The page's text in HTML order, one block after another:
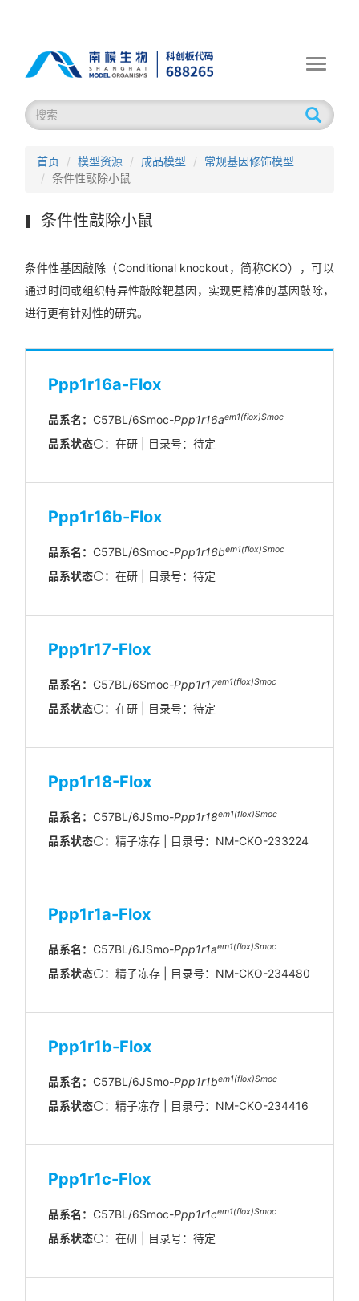
Toggle
首页 模型资源 成品模型
常规基因修饰模型
条件性敲除小鼠
条件性敲除小鼠
条件性基因敲除（Conditional knockout，简称CKO），可以
通过时间或组织特异性敲除靶基因，实现更精准的基因敲除，
进行更有针对性的研究。
Ppp1r16a-Flox
品系名： C57BL/6Smoc-Ppp1r16aem1(flox)Smoc
品系状态 ：在研 | 目录号：待定
Ppp1r16b-Flox
品系名： C57BL/6Smoc-Ppp1r16bem1(flox)Smoc
品系状态 ：在研 | 目录号：待定
Ppp1r17-Flox
品系名： C57BL/6Smoc-Ppp1r17em1(flox)Smoc
品系状态 ：在研 | 目录号：待定
Ppp1r18-Flox
品系名： C57BL/6JSmo-Ppp1r18em1(flox)Smoc
品系状态 ：精子冻存 | 目录号：NM-CKO-233224
Ppp1r1a-Flox
品系名： C57BL/6JSmo-Ppp1r1aem1(flox)Smoc
品系状态 ：精子冻存 | 目录号：NM-CKO-234480
Ppp1r1b-Flox
品系名： C57BL/6JSmo-Ppp1r1bem1(flox)Smoc
品系状态 ：精子冻存 | 目录号：NM-CKO-234416
Ppp1r1c-Flox
品系名： C57BL/6Smoc-Ppp1r1cem1(flox)Smoc
品系状态 ：在研 | 目录号：待定